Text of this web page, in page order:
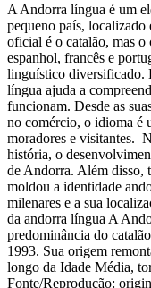
A Andorra língua é um
pequeno país, localizado
oficial é o catalão, mas
espanhol, francês e
linguístico diversificado.
língua ajuda a
funcionam. Desde as
no comércio, o idioma é
moradores e visitantes.
história, o
de Andorra. Além disso,
moldou a identidade
milenares e a sua
da andorra língua A
predominância do
1993. Sua origem
longo da Idade Média,
Fonte/Reprodução: